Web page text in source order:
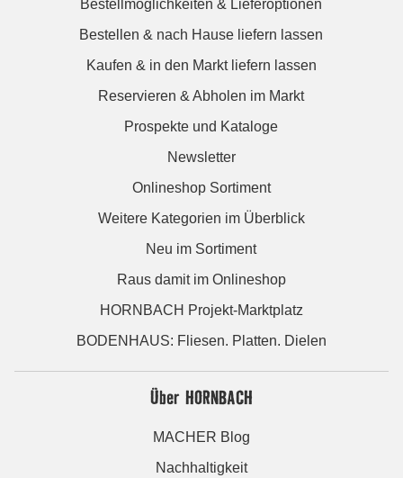
Bestellmöglichkeiten & Lieferoptionen
Bestellen & nach Hause liefern lassen
Kaufen & in den Markt liefern lassen
Reservieren & Abholen im Markt
Prospekte und Kataloge
Newsletter
Onlineshop Sortiment
Weitere Kategorien im Überblick
Neu im Sortiment
Raus damit im Onlineshop
HORNBACH Projekt-Marktplatz
BODENHAUS: Fliesen. Platten. Dielen
Über HORNBACH
MACHER Blog
Nachhaltigkeit